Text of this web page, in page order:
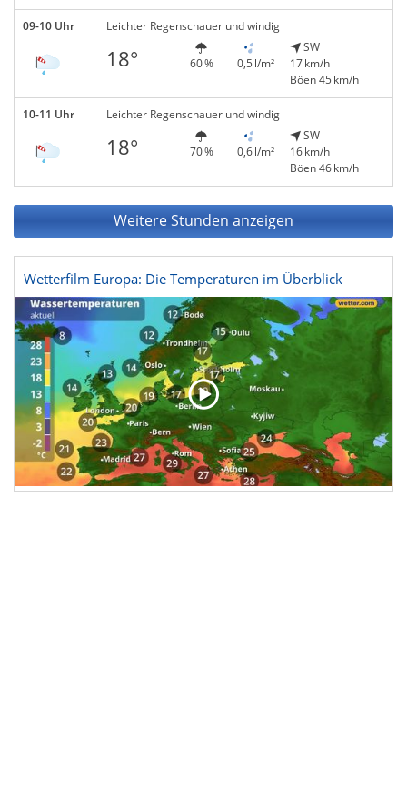
09-10 Uhr Leichter Regenschauer und windig
18° 60 % 0,5 l/m²
SW
17 km/h
Böen 45 km/h
10-11 Uhr Leichter Regenschauer und windig
18° 70 % 0,6 l/m²
SW
16 km/h
Böen 46 km/h
Weitere Stunden anzeigen
Wetterfilm Europa: Die Temperaturen im Überblick